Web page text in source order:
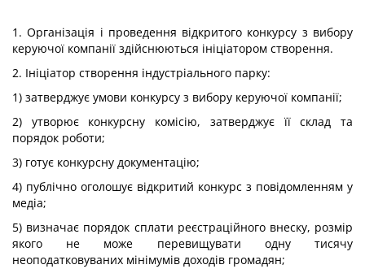
1. Організація і проведення відкритого конкурсу з вибору
керуючої компанії здійснюються ініціатором створення.
2. Ініціатор створення індустріального парку:
1) затверджує умови конкурсу з вибору керуючої компанії;
2) утворює конкурсну комісію, затверджує її склад та
порядок роботи;
3) готує конкурсну документацію;
4) публічно оголошує відкритий конкурс з повідомленням у
медіа;
5) визначає порядок сплати реєстраційного внеску, розмір
якого не може перевищувати одну тисячу
неоподатковуваних мінімумів доходів громадян;